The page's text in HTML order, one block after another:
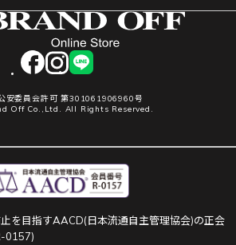
facebookinstagram
LINE
安委員会許可 第301061906960号
Off Co.,Ltd. All Rights Reserved.
を目指すAACD(日本流通自主管理協会)の正会
0157)